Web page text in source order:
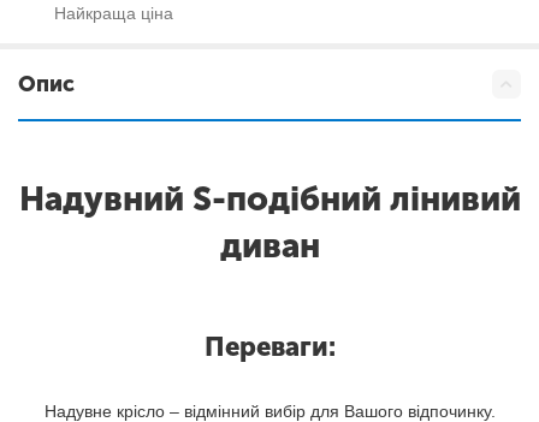
Найкраща ціна
Опис
Надувний S-подібний лінивий
диван
Переваги:
Надувне крісло – відмінний вибір для Вашого відпочинку.